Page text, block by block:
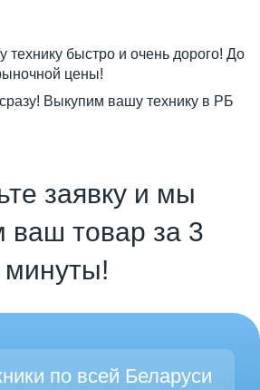
технику быстро и очень дорого! До
цены!
Выкупим вашу технику в РБ
заявку и мы
ваш товар за 3
минуты!
по всей Беларуси